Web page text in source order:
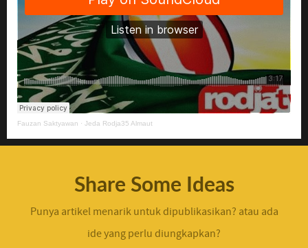
Fauzan Saktyawan · Jeda Rodja35 Almaut
Share Some Ideas
Punya artikel menarik untuk dipublikasikan? atau ada
ide yang perlu diungkapkan?